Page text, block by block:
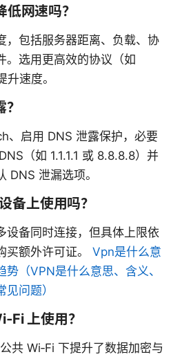
网速吗？
，包括服务器距离、负载、协
。选用更高效的协议（如
速度。
、启用 DNS 泄露保护，必要
（如 1.1.1.1 或 8.8.8.8）并
DNS 泄漏选项。
备上使用吗？
设备同时连接，但具体上限依
买额外许可证。 Vpn是什么意
（VPN是什么意思、含义、
问题）
上使用？
共 Wi‑Fi 下提升了数据加密与